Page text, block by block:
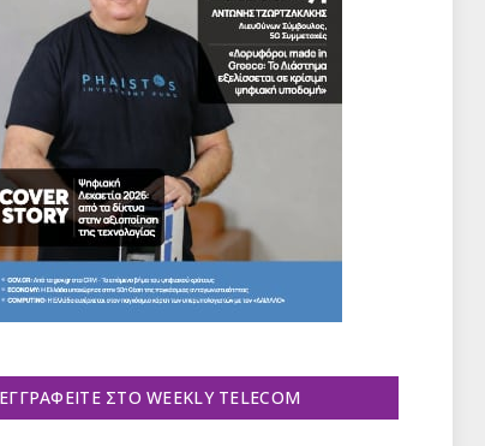
ΕΓΓΡΑΦΕΊΤΕ ΣΤΟ WEEKLY TELECOM